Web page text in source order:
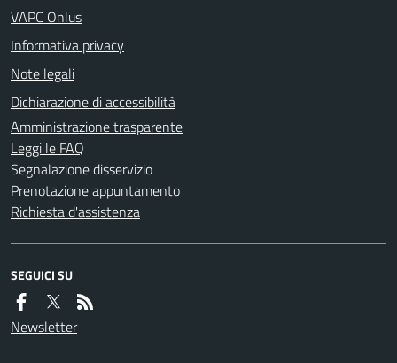
VAPC Onlus
Informativa privacy
Note legali
Dichiarazione di accessibilità
Amministrazione trasparente
Leggi le FAQ
Segnalazione disservizio
Prenotazione appuntamento
Richiesta d'assistenza
SEGUICI SU
Newsletter